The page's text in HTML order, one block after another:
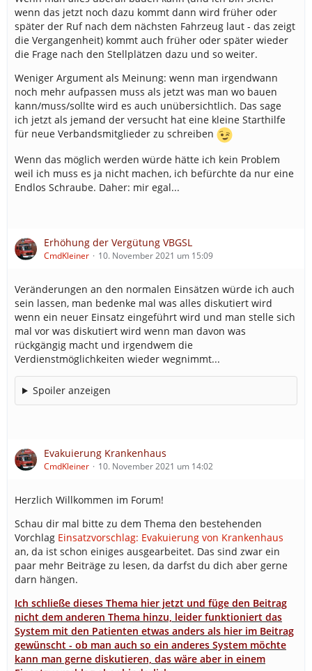
wenn das jetzt noch dazu kommt dann wird früher oder
später der Ruf nach dem nächsten Fahrzeug laut - das zeigt
die Vergangenheit) kommt auch früher oder später wieder
die Frage nach den Stellplätzen dazu und so weiter.
Weniger Argument als Meinung: wenn man irgendwann
noch mehr aufpassen muss als jetzt was man wo bauen
kann/muss/sollte wird es auch unübersichtlich. Das sage
ich jetzt als jemand der versucht hat eine kleine Starthilfe
für neue Verbandsmitglieder zu schreiben
Wenn das möglich werden würde hätte ich kein Problem
weil ich muss es ja nicht machen, ich befürchte da nur eine
Endlos Schraube. Daher: mir egal...
Erhöhung der Vergütung VBGSL
CmdKleiner 10. November 2021 um 15:09
Veränderungen an den normalen Einsätzen würde ich auch
sein lassen, man bedenke mal was alles diskutiert wird
wenn ein neuer Einsatz eingeführt wird und man stelle sich
mal vor was diskutiert wird wenn man davon was
rückgängig macht und irgendwem die
Verdienstmöglichkeiten wieder wegnimmt...
Spoiler anzeigen
Evakuierung Krankenhaus
CmdKleiner 10. November 2021 um 14:02
Herzlich Willkommen im Forum!
Schau dir mal bitte zu dem Thema den bestehenden
Vorchlag Einsatzvorschlag: Evakuierung von Krankenhaus
an, da ist schon einiges ausgearbeitet. Das sind zwar ein
paar mehr Beiträge zu lesen, da darfst du dich aber gerne
darn hängen.
Ich schließe dieses Thema hier jetzt und füge den Beitrag
nicht dem anderen Thema hinzu, leider funktioniert das
System mit den Patienten etwas anders als hier im Beitrag
gewünscht - ob man auch so ein anderes System möchte
kann man gerne diskutieren, das wäre aber in einem